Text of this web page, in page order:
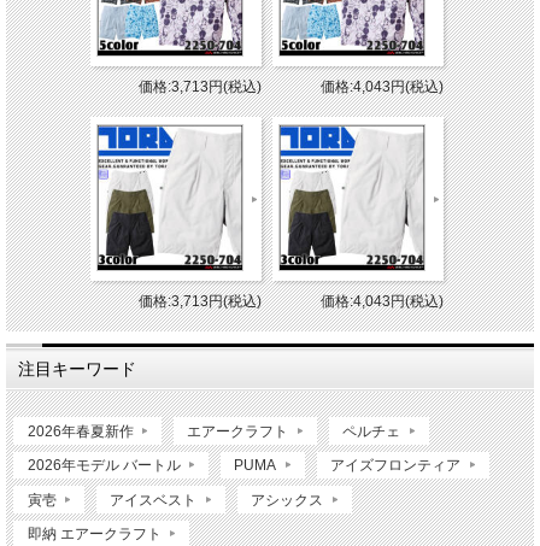
価格:3,713円(税込) 価格:4,043円(税込)
価格:3,713円(税込) 価格:4,043円(税込)
注目キーワード
2026年春夏新作 エアークラフト ペルチェ
2026年モデル バートル PUMA アイズフロンティア
寅壱 アイスベスト アシックス
即納 エアークラフト